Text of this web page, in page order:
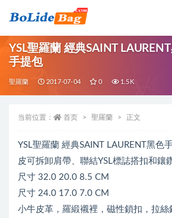
YSL聖羅蘭 經典SAINT
手提包
聖羅蘭 2017-07-04 0 1.5K
当前位置： 首页 聖羅蘭 正文
YSL聖羅蘭 經典SAINT LAURENT黑色
皮可拆卸肩帶、聯結YSL標誌搭扣和鑲
尺寸 32.0 20.0 8.5 CM
尺寸 24.0 17.0 7.0 CM
小牛皮革，羅緞襯裡，磁性鎖扣，拉絲